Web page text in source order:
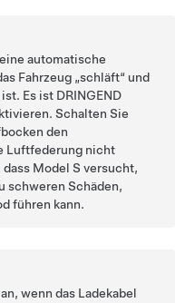
automatische
Fahrzeug „schläft“ und
Es ist DRINGEND
Schalten Sie
den
Luftfederung nicht
dass Model S versucht,
schweren Schäden,
führen kann.
wenn das Ladekabel